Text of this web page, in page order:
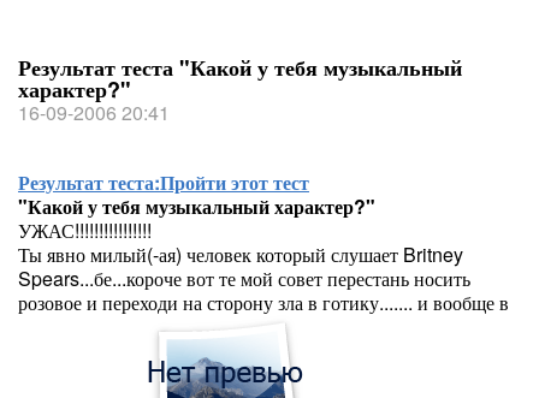
Результат теста "Какой у тебя музыкальный
характер?"
16-09-2006 20:41
Результат теста:Пройти этот тест
"Какой у тебя музыкальный характер?"
УЖАС!!!!!!!!!!!!!!!!
Ты явно милый(-ая) человек который слушает Britney
Spears...бе...короче вот те мой совет перестань носить
розовое и переходи на сторону зла в готику....... и вообще в